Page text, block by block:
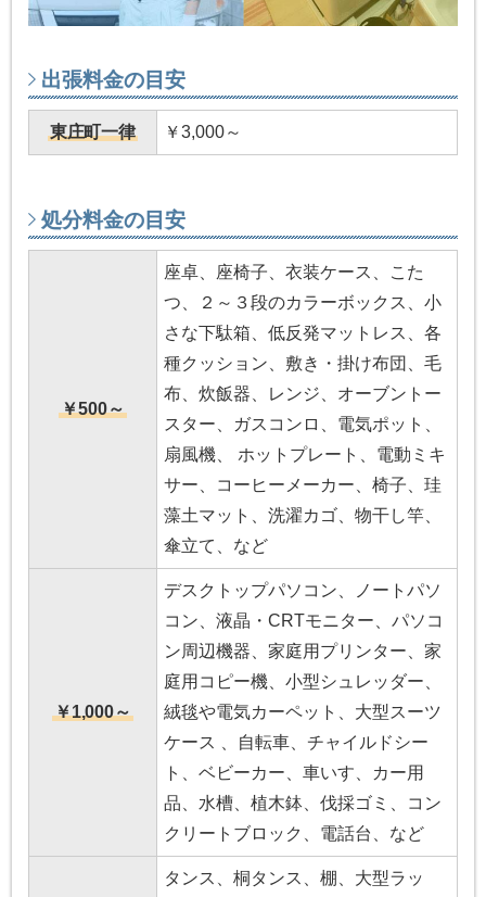
出張料金の目安
東庄町一律 ￥3,000～
処分料金の目安
￥500～
座卓、座椅子、衣装ケース、こた
つ、２～３段のカラーボックス、小
さな下駄箱、低反発マットレス、各
種クッション、敷き・掛け布団、毛
布、炊飯器、レンジ、オーブントー
スター、ガスコンロ、電気ポット、
扇風機、 ホットプレート、電動ミキ
サー、コーヒーメーカー、椅子、珪
藻土マット、洗濯カゴ、物干し竿、
傘立て、など
￥1,000～
デスクトップパソコン、ノートパソ
コン、液晶・CRTモニター、パソコ
ン周辺機器、家庭用プリンター、家
庭用コピー機、小型シュレッダー、
絨毯や電気カーペット、大型スーツ
ケース 、自転車、チャイルドシー
ト、ベビーカー、車いす、カー用
品、水槽、植木鉢、伐採ゴミ、コン
クリートブロック、電話台、など
タンス、桐タンス、棚、大型ラッ